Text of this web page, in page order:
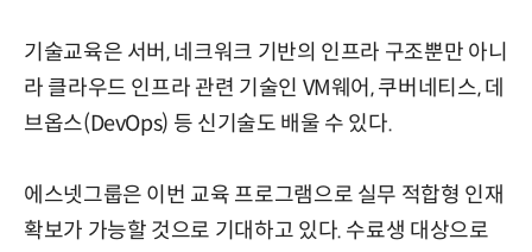
기술교육은 서버, 네크워크 기반의 인프라 구조뿐만 아니
라 클라우드 인프라 관련 기술인 VM웨어, 쿠버네티스, 데
브옵스(DevOps) 등 신기술도 배울 수 있다.
에스넷그룹은 이번 교육 프로그램으로 실무 적합형 인재
확보가 가능할 것으로 기대하고 있다. 수료생 대상으로